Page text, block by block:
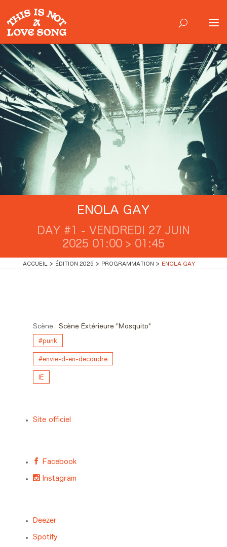
ENOLA GAY
DAY #1 - VENDREDI 27 JUIN
2025 01:00 > 01:45
ACCUEIL ÉDITION 2025 PROGRAMMATION ENOLA GAY
Scène : Scène Extérieure "Mosquito"
#punk
#envie-d-en-decoudre
IE
Site officiel
Facebook
Instagram
Deezer
Spotify